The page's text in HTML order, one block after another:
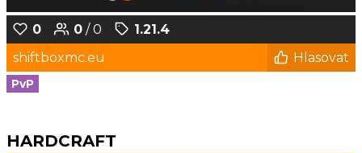
0 0 / 0
1.21.4
shiftboxmc.eu
Hlasovat
PvP
HARDCRAFT